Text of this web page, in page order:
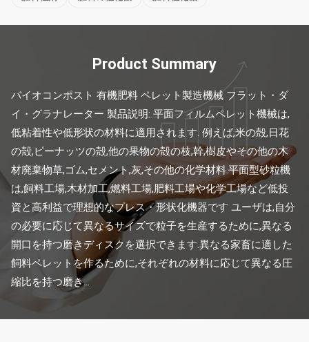
Product Summary
バイオコンポスト 有機肥料 ペレット製造機械 フラット・ダ
イ・グラナレーター 製品説明: 平面フィルムペレット機械は,
低粘着性や低形状の材料に適用されます. 例えば,米の殻,日花
の殻,ピーナッツの殻,他の果物の殻の枝,幹,樹皮やその他の木
材廃棄物草,ゴム,セメント,灰,その他の化学材料.平面型砂粒機
は,飼料工場,木材加工,燃料工場,肥料工場や化学工場など低投
資と高利益で理想的なプレス・形状化機器です ユーザは,自分
の必要に応じて異なるサイズで粒子を生産するために,異なる
開口を持つ磨きディスクを選択できます.異なる家畜に適した
飼料ペレットを作るために,それぞれの材料に応じて異なる圧
縮比を持つ磨き...